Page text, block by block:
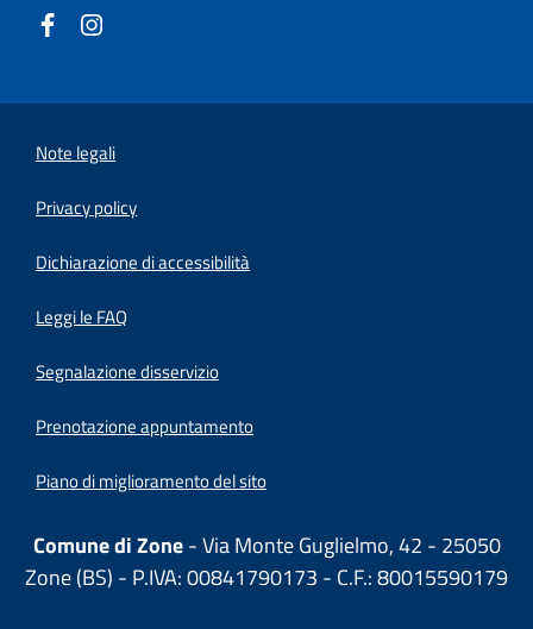
Note legali
Privacy policy
Dichiarazione di accessibilità
Leggi le FAQ
Segnalazione disservizio
Prenotazione appuntamento
Piano di miglioramento del sito
Comune di Zone- Via Monte Guglielmo, 42 - 25050
Zone (BS) - P.IVA: 00841790173 - C.F.: 80015590179